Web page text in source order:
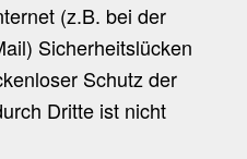
(z.B. bei der
Sicherheitslücken
Schutz der
Dritte ist nicht